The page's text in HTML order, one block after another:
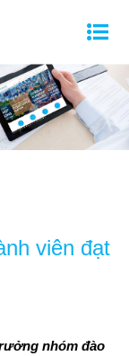
viên đạt
nhóm đào